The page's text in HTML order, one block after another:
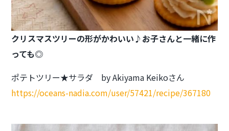
クリスマスツリーの形がかわいい♪ お子さんと一緒に作
っても◎
ポテトツリー★サラダ by Akiyama Keikoさん
https://oceans-nadia.com/user/57421/recipe/367180